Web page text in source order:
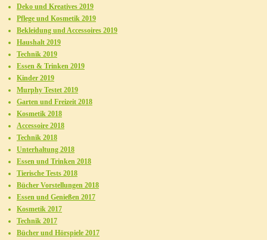
Deko und Kreatives 2019
Pflege und Kosmetik 2019
Bekleidung und Accessoires 2019
Haushalt 2019
Technik 2019
Essen & Trinken 2019
Kinder 2019
Murphy Testet 2019
Garten und Freizeit 2018
Kosmetik 2018
Accessoire 2018
Technik 2018
Unterhaltung 2018
Essen und Trinken 2018
Tierische Tests 2018
Bücher Vorstellungen 2018
Essen und Genießen 2017
Kosmetik 2017
Technik 2017
Bücher und Hörspiele 2017